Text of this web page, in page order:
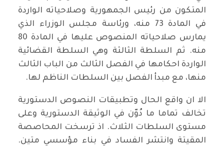
المتكون من رئيس الجمهورية وصلاحياته الواردة
في المادة 73 منه، ورئاسة مجلس الوزراء الذي
يمارس صلاحياته المنصوص عليها في المادة 80
منه. ثم السلطة الثالثة وهي السلطة القضائية
الواردة احكامها في الفصل الثالث من الباب الثالث
منها، مع مبدأ الفصل بين السلطات الناظم لها.
الا ان واقع الحال وتطبيقات النصوص الدستورية
تخالف تماما ما دُوّن في الوثيقة الدستورية وعلى
مستوى السلطات الثلاث. اذ ترسخت المحاصصة
المقيتة وانتشر الفساد في بناء مؤسسي متين.